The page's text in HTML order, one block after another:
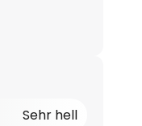
Sehr hell